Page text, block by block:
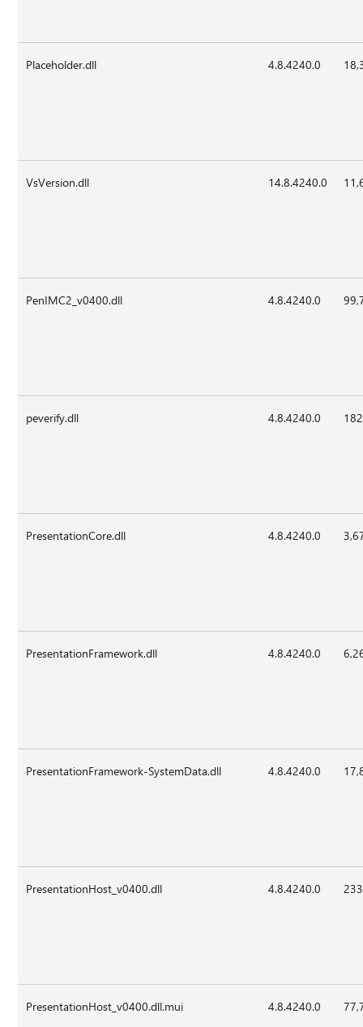
Placeholder.dll 4.8.4240.0
VsVersion.dll 14.8.4240.0
PenIMC2_v0400.dll 4.8.4240.0
peverify.dll 4.8.4240.0
PresentationCore.dll 4.8.4240.0
PresentationFramework.dll 4.8.4240.0
PresentationFramework-SystemData.dll 4.8.4240.0
PresentationHost_v0400.dll 4.8.4240.0
PresentationHost_v0400.dll.mui 4.8.4240.0